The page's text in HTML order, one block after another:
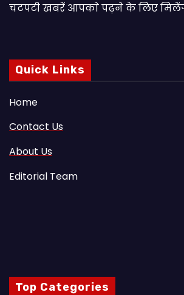
चटपटी खबरें आपकाे पढ़ने के लिए
Quick Links
Home
Contact Us
About Us
Editorial Team
Top Categories